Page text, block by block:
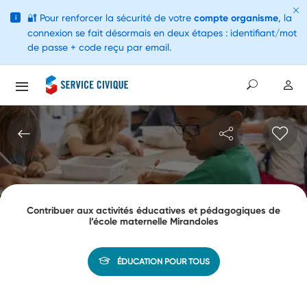
Contribuer aux activités éducatives et pédagogiques de
l’école maternelle Mirandoles
ÉDUCATION POUR TOUS
i 🔐 Pour renforcer la sécurité de votre compte organisme, la
connexion se fait désormais en deux étapes : identifiant/mot
de passe + code reçu par email.